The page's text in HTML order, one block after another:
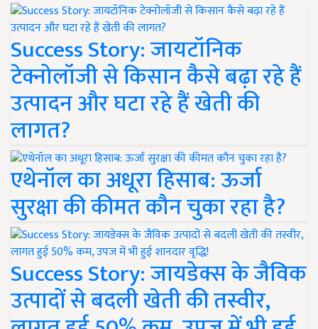
Success Story: जायटॉनिक
टेक्नोलॉजी से किसान कैसे बढ़ा रहे हैं
उत्पादन और घटा रहे हैं खेती की
लागत?
एथेनॉल का अधूरा हिसाब: ऊर्जा
सुरक्षा की कीमत कौन चुका रहा है?
Success Story: जायडेक्स के जैविक
उत्पादों से बदली खेती की तस्वीर,